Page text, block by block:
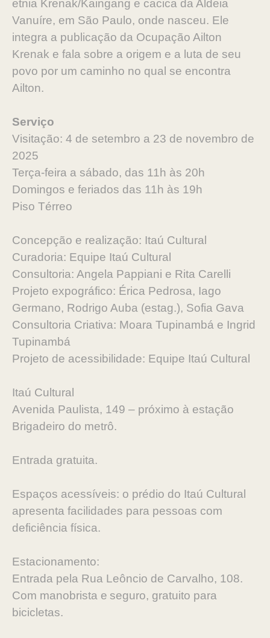
etnia Krenak/Kaingang e cacica da Aldeia
Vanuíre, em São Paulo, onde nasceu. Ele
integra a publicação da Ocupação Ailton
Krenak e fala sobre a origem e a luta de seu
povo por um caminho no qual se encontra
Ailton.
Serviço
Visitação: 4 de setembro a 23 de novembro de
2025
Terça-feira a sábado, das 11h às 20h
Domingos e feriados das 11h às 19h
Piso Térreo
Concepção e realização: Itaú Cultural
Curadoria: Equipe Itaú Cultural
Consultoria: Angela Pappiani e Rita Carelli
Projeto expográfico: Érica Pedrosa, Iago
Germano, Rodrigo Auba (estag.), Sofia Gava
Consultoria Criativa: Moara Tupinambá e Ingrid
Tupinambá
Projeto de acessibilidade: Equipe Itaú Cultural
Itaú Cultural
Avenida Paulista, 149 – próximo à estação
Brigadeiro do metrô.
Entrada gratuita.
Espaços acessíveis: o prédio do Itaú Cultural
apresenta facilidades para pessoas com
deficiência física.
‍Estacionamento:
Entrada pela Rua Leôncio de Carvalho, 108.
Com manobrista e seguro, gratuito para
bicicletas.